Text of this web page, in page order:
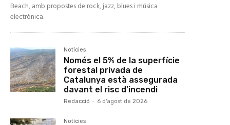
Beach, amb propostes de rock, jazz, blues i música
electrònica.
Notícies
Només el 5% de la superfície
forestal privada de
Catalunya està assegurada
davant el risc d’incendi
Redacció - 6 d'agost de 2026
Notícies